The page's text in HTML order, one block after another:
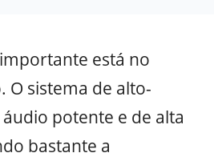
está no
O sistema de alto-
potente e de alta
bastante a